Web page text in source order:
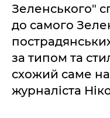
Зеленського"
до самого
за типом та
схожий саме
журналіста